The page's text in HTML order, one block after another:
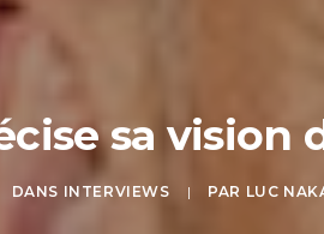
sa vision
DANS INTERVIEWS | PAR LUC